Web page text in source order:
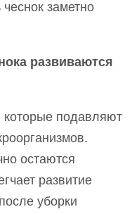
заметно
развиваются
подавляют
остаются
развитие
уборки